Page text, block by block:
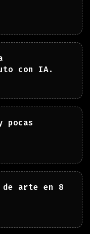
con IA.
pocas
de arte en 8